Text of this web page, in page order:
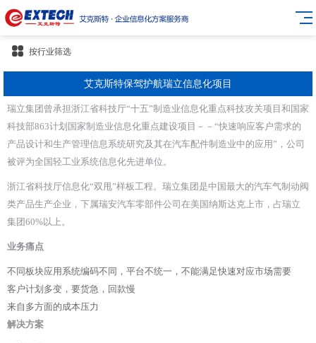
按行业筛选
艾克斯特保驾护航瑞立信息化项目
瑞立集团曾承担浙江省科技厅“十五”制造业信息化重点科技攻关项目和国家
科技部863计划国家制造业信息化重点建设项目－－“快速响应客户需求的
产品设计和生产管理信息系统研究及其在汽车配件制造业中的应用”，公司
被评为全国轻工业系统信息化先进单位。
浙江省科技厅信息化“双甩”样板工程。瑞立集团是中国最大的汽车气制动阀
类产品生产企业，下属瑞安汽车零部件公司在美国纳斯达克上市，占瑞立
集团60%以上。
业务痛点
不同板块应用系统编码不同，平台不统一，不能满足快速对应市场需要
客户计划多变，要货急，回款慢
来自多方面的成本压力
解决方案